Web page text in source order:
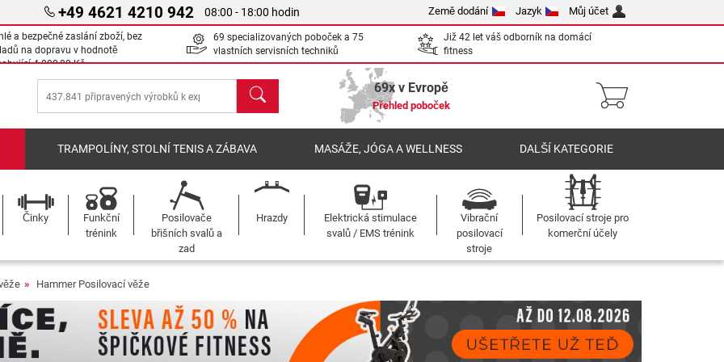
+49 4621 4210 942 08:00 - 18:00 hodin Země dodání Jazyk Můj účet
a bezpečné zaslání zboží, bez
na dopravu v hodnotě
4 000,00 Kč
69 specializovaných poboček a 75
vlastních servisních techniků
Již 42 let váš odborník na domácí
fitness
Hledat 69x v Evropě
Přehled poboček
TRAMPOLÍNY, STOLNÍ TENIS A ZÁBAVA MASÁŽE, JÓGA A WELLNESS DALŠÍ KATEGORIE
Činky
Funkční
trénink
Posilovače
břišních svalů a
zad
Hrazdy
Elektrická stimulace
svalů / EMS trénink
Vibrační
posilovací
stroje
Posilovací stroje pro
komerční účely
Hammer Posilovací věže